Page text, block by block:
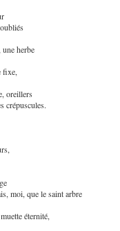
herbe
fixe,
oreillers
crépuscules.
moi, que le saint arbre
éternité,